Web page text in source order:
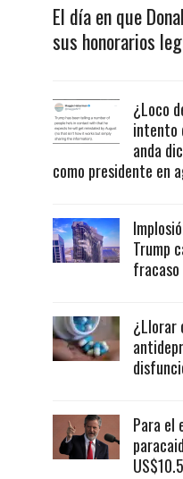
El día en que
sus honorarios
¿Loco
intento
anda
como presidente en
Trump
fracaso
¿Llorar
Para el